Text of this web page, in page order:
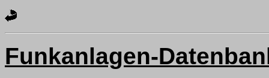
Funkanlagen-